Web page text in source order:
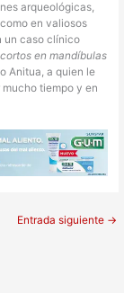
arqueológicas,
en valiosos
un caso clínico
en mandíbulas
Anitua, a quien le
tiempo y en
Entrada siguiente →